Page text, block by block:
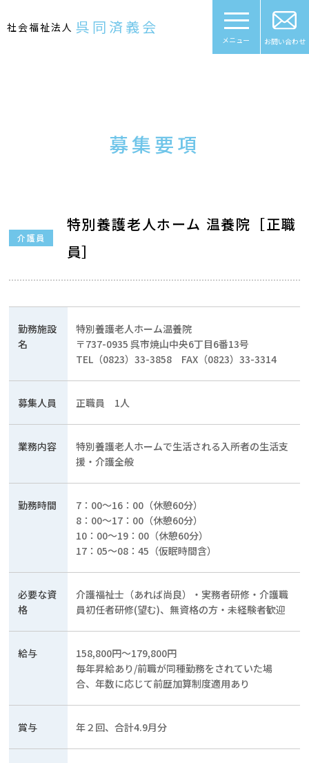
content
社会福祉法人 呉同済義会
メニュー お問い合わせ
募集要項
介護員
特別養護老人ホーム 温養院［正職
員］
勤務施設
名
特別養護老人ホーム温養院
〒737-0935 呉市焼山中央6丁目6番13号
TEL（0823）33-3858 FAX（0823）33-3314
募集人員 正職員 1人
業務内容
特別養護老人ホームで生活される入所者の生活支
援・介護全般
勤務時間
7：00～16：00（休憩60分）
8：00～17：00（休憩60分）
10：00～19：00（休憩60分）
17：05～08：45（仮眠時間含）
必要な資
格
介護福祉士（あれば尚良）・実務者研修・介護職
員初任者研修(望む)、無資格の方・未経験者歓迎
給与
158,800円～179,800円
毎年昇給あり/前職が同種勤務をされていた場
合、年数に応じて前歴加算制度適用あり
賞与 年２回、合計4.9月分